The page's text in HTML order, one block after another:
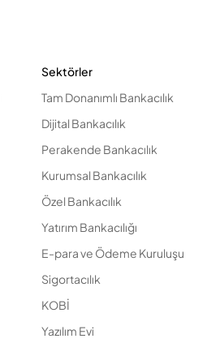
Sektörler
Tam Donanımlı Bankacılık
Dijital Bankacılık
Perakende Bankacılık
Kurumsal Bankacılık
Özel Bankacılık
Yatırım Bankacılığı
E-para ve Ödeme Kuruluşu
Sigortacılık
KOBİ
Yazılım Evi